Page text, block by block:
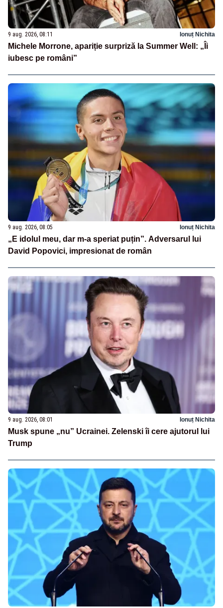
9 aug. 2026, 08:11 Ionuț Nichita
Michele Morrone, apariție surpriză la Summer Well: „Îi
iubesc pe români”
9 aug. 2026, 08:05 Ionuț Nichita
„E idolul meu, dar m-a speriat puțin”. Adversarul lui
David Popovici, impresionat de român
9 aug. 2026, 08:01 Ionuț Nichita
Musk spune „nu” Ucrainei. Zelenski îi cere ajutorul lui
Trump